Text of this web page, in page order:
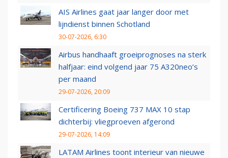
AIS Airlines gaat jaar langer door met
lijndienst binnen Schotland
30-07-2026, 6:30
Airbus handhaaft groeiprognoses na sterk
halfjaar: eind volgend jaar 75 A320neo’s
per maand
29-07-2026, 20:09
Certificering Boeing 737 MAX 10 stap
dichterbij: vliegproeven afgerond
29-07-2026, 14:09
LATAM Airlines toont interieur van nieuwe